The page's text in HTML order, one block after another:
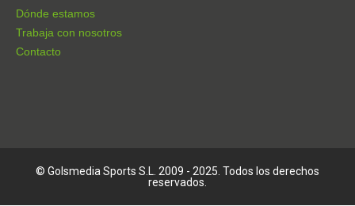
Trabaja con nosotros
Contacto